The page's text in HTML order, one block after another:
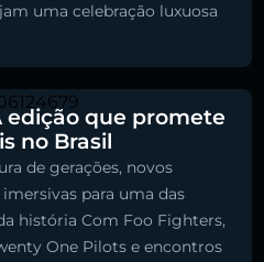
uma celebração luxuosa
edição que promete
no Brasil
de gerações, novos
para uma das
história Com Foo Fighters,
One Pilots e encontros